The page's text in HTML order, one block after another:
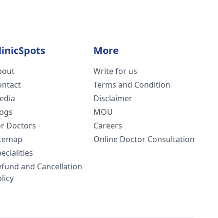
Doctors
and Cancellation
More
Write for us
Terms and Condition
Disclaimer
MOU
Careers
Online Doctor Consultation